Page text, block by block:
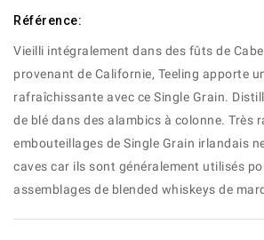
Référence:
Vieilli intégralement dans des fûts de
provenant de Californie, Teeling apporte
rafraîchissante avec ce Single Grain.
de blé dans des alambics à colonne. Très
embouteillages de Single Grain irlandais
caves car ils sont généralement utilisés
assemblages de blended whiskeys de